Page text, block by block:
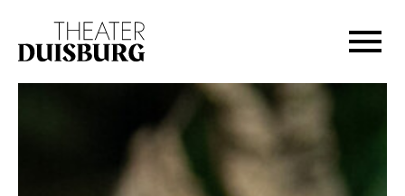
Zur Hauptnavigation springen
Zum Footer springen